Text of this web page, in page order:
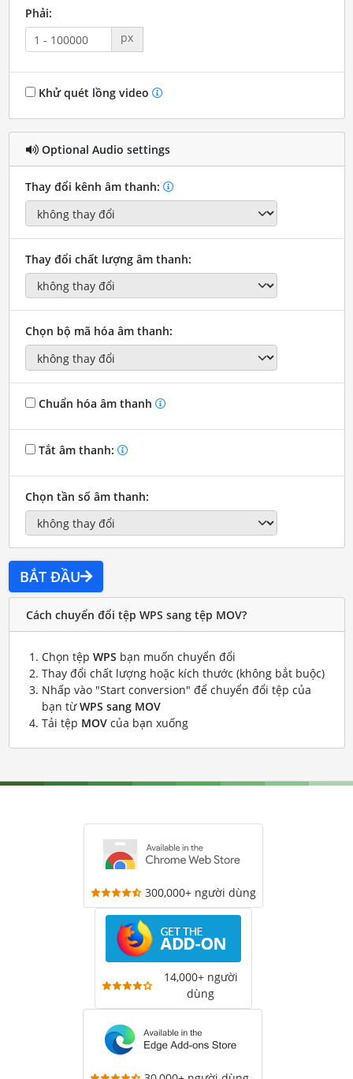
Phải:
px
Khử quét lồng video
Optional Audio settings
Thay đổi kênh âm thanh:
Thay đổi chất lượng âm thanh:
Chọn bộ mã hóa âm thanh:
Chuẩn hóa âm thanh
Tắt âm thanh:
Chọn tần số âm thanh:
BẮT ĐẦU
Cách chuyển đổi tệp WPS sang tệp MOV?
Chọn tệp WPS bạn muốn chuyển đổi
Thay đổi chất lượng hoặc kích thước (không bắt buộc)
Nhấp vào "Start conversion" để chuyển đổi tệp của
bạn từWPS sang MOV
Tải tệp MOVcủa bạn xuống
300,000+ người dùng
14,000+ người
dùng